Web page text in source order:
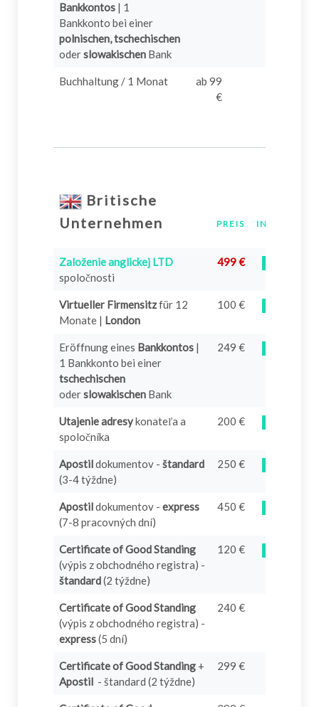
Bankkontos | 1
Bankkonto bei einer
polnischen, tschechischen
oderslowakischen Bank
Buchhaltung / 1 Monat
ab 99
€
Britische
Unternehmen
PREIS INFO
Založenie anglickej LTD
spoločnosti
499 €
Virtueller Firmensitzfür 12
Monate | London
100 €
Eröffnung eines Bankkontos |
1 Bankkonto bei einer
tschechischen
oderslowakischen Bank
249 €
Utajenie adresykonateľa a
spoločníka
200 €
Apostildokumentov - štandard
(3-4 týždne)
250 €
Apostildokumentov - express
(7-8 pracovných dní)
450 €
Certificate of Good Standing
(výpis z obchodného registra) -
štandard(2 týždne)
120 €
Certificate of Good Standing
(výpis z obchodného registra) -
express(5 dní)
240 €
Certificate of Good Standing +
Apostil - štandard (2 týždne)
299 €